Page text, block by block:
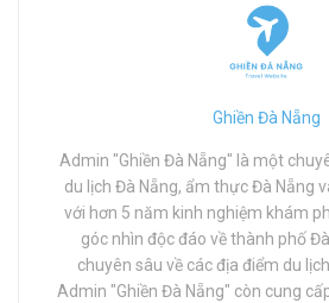
Ghiền Đà Nẵng
Admin "Ghiền Đà Nẵng" là một
du lịch Đà Nẵng, ẩm thực Đà Nẵng
với hơn 5 năm kinh nghiệm khám
góc nhìn độc đáo về thành phố
chuyên sâu về các địa điểm du
Admin "Ghiền Đà Nẵng" còn cung